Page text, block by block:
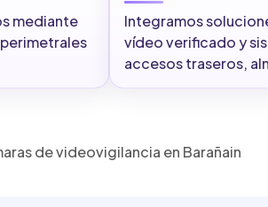
mediante
Integramos
vídeo verificado y
accesos traseros,